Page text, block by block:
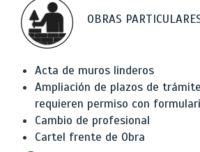
OBRAS
Acta de muros linderos
Ampliación de plazos de
requieren permiso con
Cambio de profesional
Cartel frente de Obra